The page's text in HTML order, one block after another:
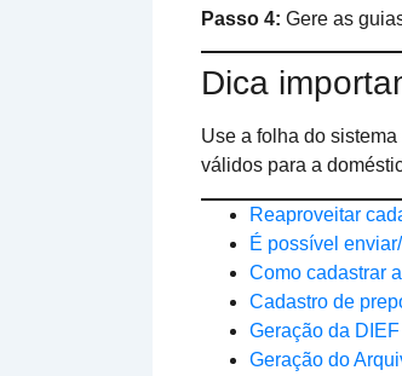
Passo 4: Gere as
Dica
Use a folha do
válidos para a
Reaproveitar
É possível
Como cadastrar
Cadastro de
Geração da
Geração do